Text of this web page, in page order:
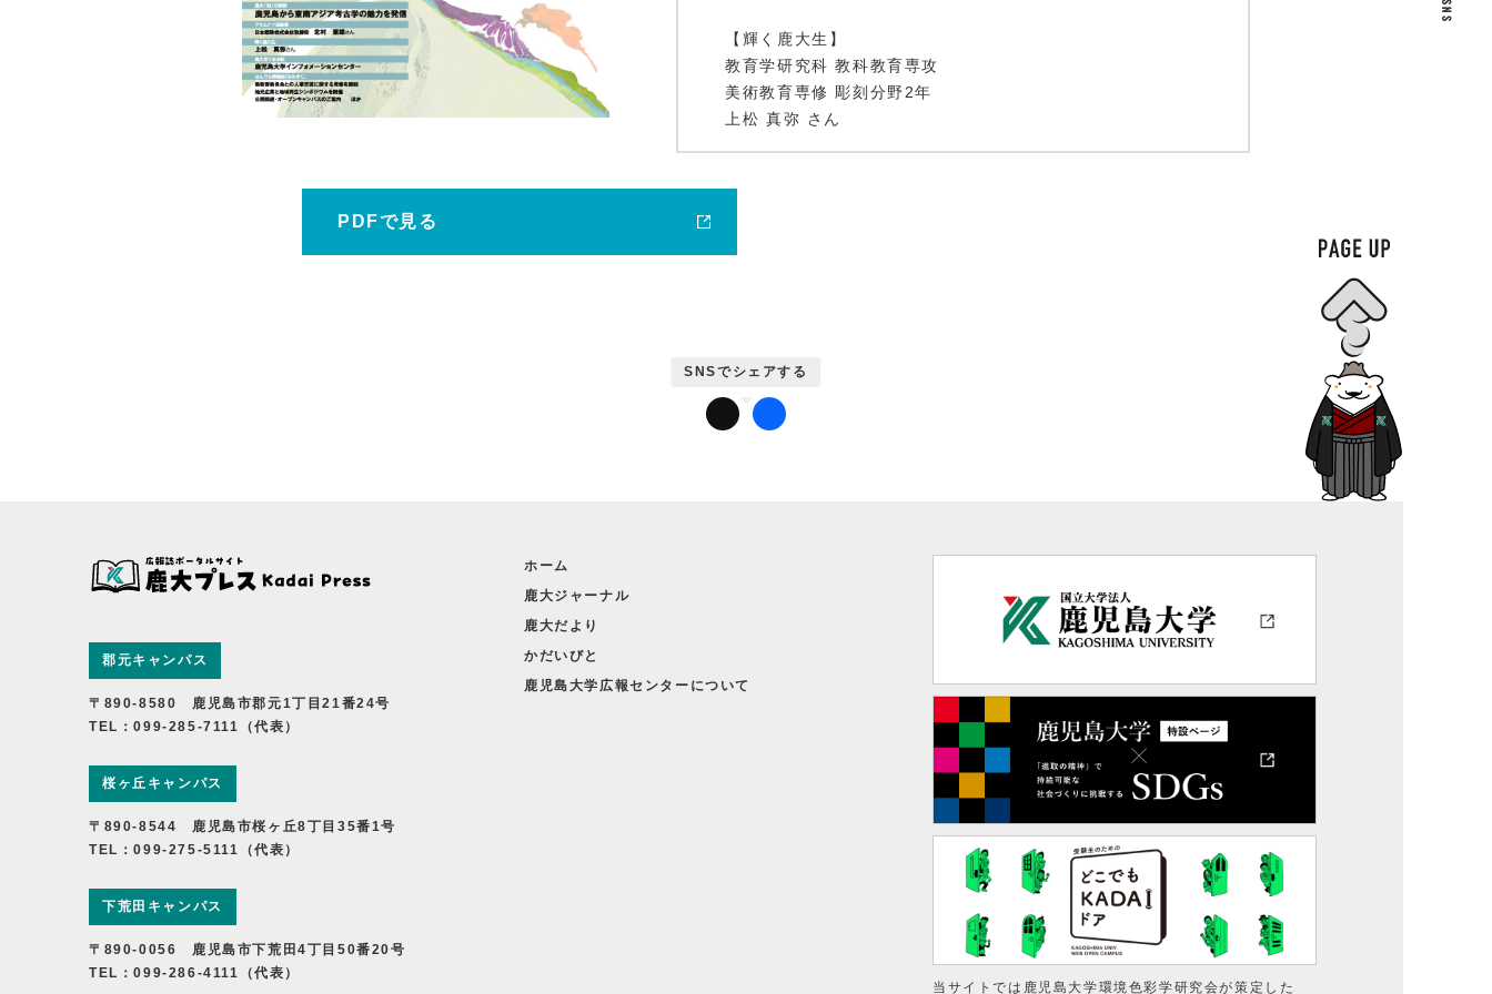
鹿大ジャーナル
【輝く鹿大生】
教育学研究科 教科教育専攻
美術教育専修 彫刻分野2年
上松 真弥 さん
【なんでも情報版「みみずく」】
PDFで見る
郡元キャンパス
〒890-8580 鹿児島市郡元1丁目21番24号
TEL：099-285-7111（代表）
桜ヶ丘キャンパス
〒890-8544 鹿児島市桜ヶ丘8丁目35番1号
TEL：099-275-5111（代表）
下荒田キャンパス
〒890-0056 鹿児島市下荒田4丁目50番20号
TEL：099-286-4111（代表）
ホーム
鹿大ジャーナル
鹿大だより
かだいびと
鹿児島大学広報センターについて
当サイトでは鹿児島大学環境色彩学研究会が策定した